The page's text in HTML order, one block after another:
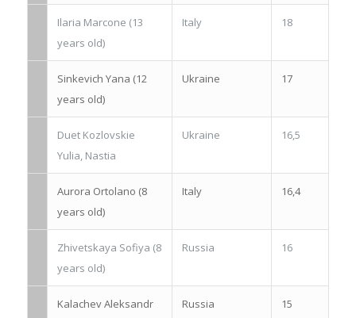
Ilaria Marcone (13
years old)
Italy 18
Sinkevich Yana (12
years old)
Ukraine 17
Duet Kozlovskie
Yulia, Nastia
Ukraine 16,5
Aurora Ortolano (8
years old)
Italy 16,4
Zhivetskaya Sofiya (8
years old)
Russia 16
Kalachev Aleksandr Russia 15